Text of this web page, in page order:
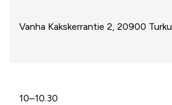
Vanha Kakskerrantie 2, 20900 Turku
10–10.30